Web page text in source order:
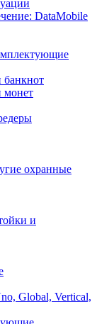
DataMobile
банкнот
монет
охранные
и
Global, Vertical,